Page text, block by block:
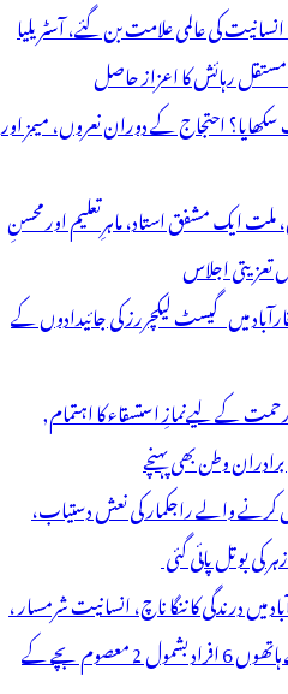
کی عالمی علامت بن گئے، آسٹریلیا
رہائش کا اعزاز حاصل
احتجاج کے دوران نعروں، میمز اور
ملت ایک مشفق استاد، ماہرِتعلیم اور محسنِ
تعزیتی اجلاس
میں گیسٹ لیکچررز کی جائیدادوں کے
رحمت کے لیےنمازِ استسقاء کا اہتمام,
وطن بھی پہنچے
میں 6 ا فراد کا قتل کرنے والے راجکمار کی نعش دستیاب،
کی بوتل پائی گئی
میں درندگی کا ننگا ناچ، انسانیت شرمسار ،
پو کسو کیس کے ملزم راجکمار کے ہاتھوں 6 افراد بشمول 2 معصوم بچے کے